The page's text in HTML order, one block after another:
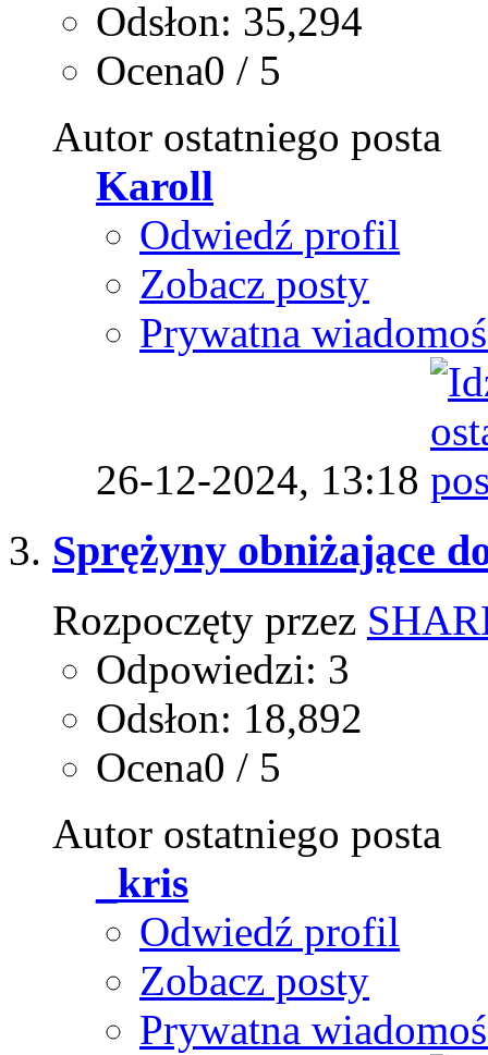
Odsłon: 35,294
Ocena0 / 5
Autor ostatniego posta
Karoll
Odwiedź profil
Zobacz posty
Prywatna
26-12-2024, 13:18
Sprężyny obniżające
Rozpoczęty przez
Odpowiedzi: 3
Odsłon: 18,892
Ocena0 / 5
Autor ostatniego posta
_kris
Odwiedź profil
Zobacz posty
Prywatna